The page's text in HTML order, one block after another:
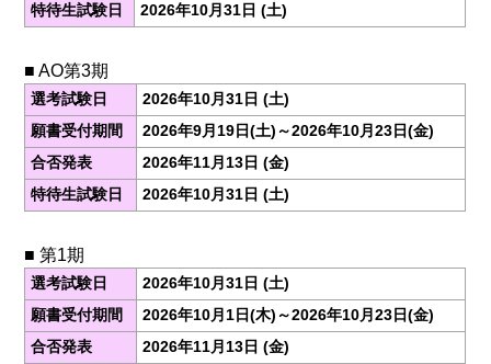
特待生試験日
2026年10月31日 (土)
■ AO第3期
選考試験日
2026年10月31日 (土)
願書受付期間
2026年9月19日(土)～2026年10月23日(金)
合否発表
2026年11月13日 (金)
特待生試験日
2026年10月31日 (土)
■ 第1期
選考試験日
2026年10月31日 (土)
願書受付期間
2026年10月1日(木)～2026年10月23日(金)
合否発表
2026年11月13日 (金)